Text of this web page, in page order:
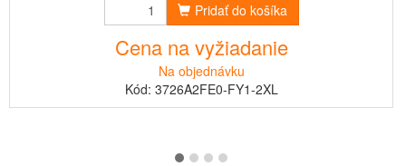
Pridať do košíka
Cena na vyžiadanie
Na objednávku
Kód: 3726A2FE0-FY1-2XL